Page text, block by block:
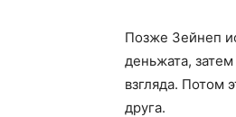
Позже Зейнеп
деньжата,
взгляда. Потом
друга.